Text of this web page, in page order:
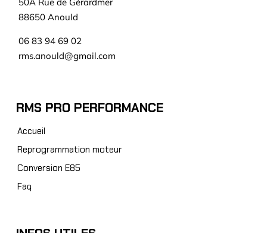
88650 Anould
06 83 94 69 02
rms.anould@gmail.com
RMS PRO PERFORMANCE
Accueil
Reprogrammation moteur
Conversion E85
Faq